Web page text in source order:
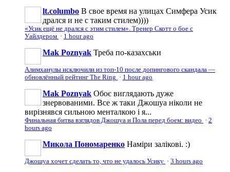
lt.columbo В свое время на улицах Симфера Усик
дрался и не с таким стилем))))
«Усик ещё не дрался с этим стилем». Тренер Скотт о бое с
Уайлдером · 1 hour ago
Mak Poznyak Треба по-казахськи
Алимханулы исключили из топ-10 после допингового скандала —
обновлённый рейтинг The Ring · 1 hour ago
Mak Poznyak Обоє виглядають дуже
знервованими. Все ж таки Джошуа ніколи не
вирізнявся сильною менталкою і я...
Финальная битва взглядов Джошуа и Пола перед боем: видео · 2
hours ago
Микола Пономаренко Наміри залікові. :)
Джошуа хочет сделать то, что не удалось Усику · 3 hours ago